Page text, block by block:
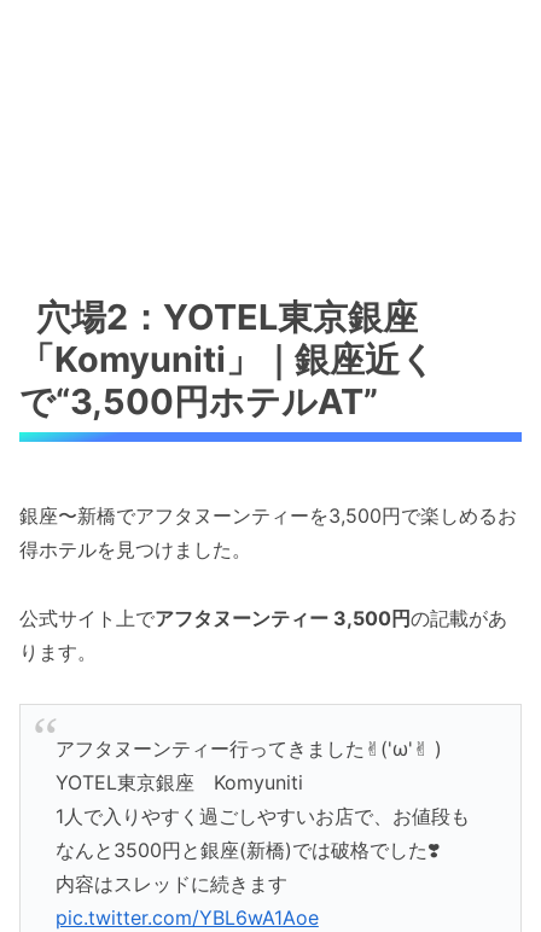
穴場2：YOTEL東京銀座
「Komyuniti」｜銀座近く
で“3,500円ホテルAT”
銀座〜新橋でアフタヌーンティーを3,500円で楽しめるお
得ホテルを見つけました。
公式サイト上でアフタヌーンティー 3,500円の記載があ
ります。
アフタヌーンティー行ってきました✌︎('ω'✌︎ )
YOTEL東京銀座 Komyuniti
1人で入りやすく過ごしやすいお店で、お値段も
なんと3500円と銀座(新橋)では破格でした❣️
内容はスレッドに続きます
pic.twitter.com/YBL6wA1Aoe